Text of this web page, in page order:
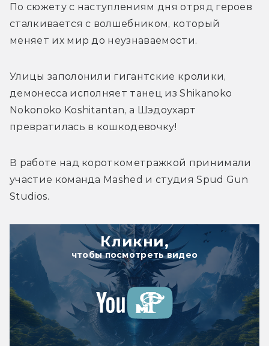
По сюжету с наступлениям дня отряд героев
сталкивается с волшебником, который
меняет их мир до неузнаваемости.
Улицы заполонили гигантские кролики,
демонесса исполняет танец из Shikanoko
Nokonoko Koshitantan, а Шэдоухарт
превратилась в кошкодевочку!
В работе над короткометражкой принимали
участие команда Mashed и студия Spud Gun
Studios.
Кликни,
чтобы посмотреть видео